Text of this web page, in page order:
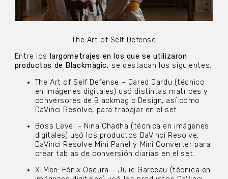
The Art of Self Defense
Entre los largometrajes en los que se utilizaron
productos de Blackmagic, se destacan los siguientes:
The Art of Self Defense – Jared Jardu (técnico
en imágenes digitales) usó distintas matrices y
conversores de Blackmagic Design, así como
DaVinci Resolve, para trabajar en el set.
Boss Level – Nina Chadha (técnica en imágenes
digitales) usó los productos DaVinci Resolve,
DaVinci Resolve Mini Panel y Mini Converter para
crear tablas de conversión diarias en el set.
X-Men: Fénix Oscura – Julie Garceau (técnica en